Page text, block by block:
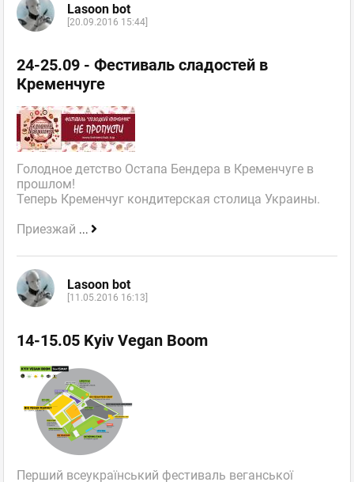
Lasoon bot
[20.09.2016 15:44]
24-25.09 - Фестиваль сладостей в
Кременчуге
Голодное детство Остапа Бендера в Кременчуге в
прошлом!
Теперь Кременчуг кондитерская столица Украины.
Приезжай ...
Lasoon bot
[11.05.2016 16:13]
14-15.05 Kyiv Vegan Boom
Перший всеукраїнський фестиваль веганської